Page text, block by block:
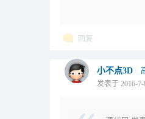
回复
小不点3D
发表于 2016-7-